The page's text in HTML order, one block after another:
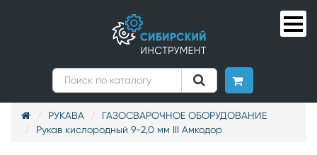
РУКАВА
ГАЗОСВАРОЧНОЕ ОБОРУДОВАНИЕ
Рукав кислородный 9-2,0 мм III Амкодор